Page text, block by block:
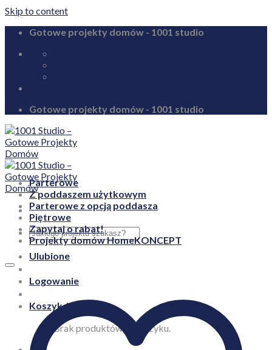
Skip to content
Gotowe projekty domów - 1001 studio
Gotowe projekty domów - 1001 studio
Ulubione
Logowanie
Koszyk /0,00
Brak produktów w koszyku.
Parterowe
Z poddaszem użytkowym
Parterowe z opcją poddasza
Piętrowe
Zapytaj o rabat!
Projekty domów HomeKONCEPT